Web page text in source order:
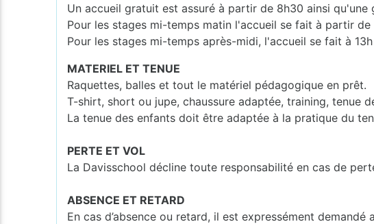
Un accueil gratuit est assuré à partir de 8h30 ainsi
Pour les stages mi-temps matin l'accueil se fait à partir
Pour les stages mi-temps après-midi, l'accueil se fait à
MATERIEL ET TENUE
Raquettes, balles et tout le matériel pédagogique en prêt.
T-shirt, short ou jupe, chaussure adaptée, training, tenue
La tenue des enfants doit être adaptée à la pratique du
PERTE ET VOL
La Davisschool décline toute responsabilité en cas de
ABSENCE ET RETARD
En cas d’absence ou retard, il est expressément